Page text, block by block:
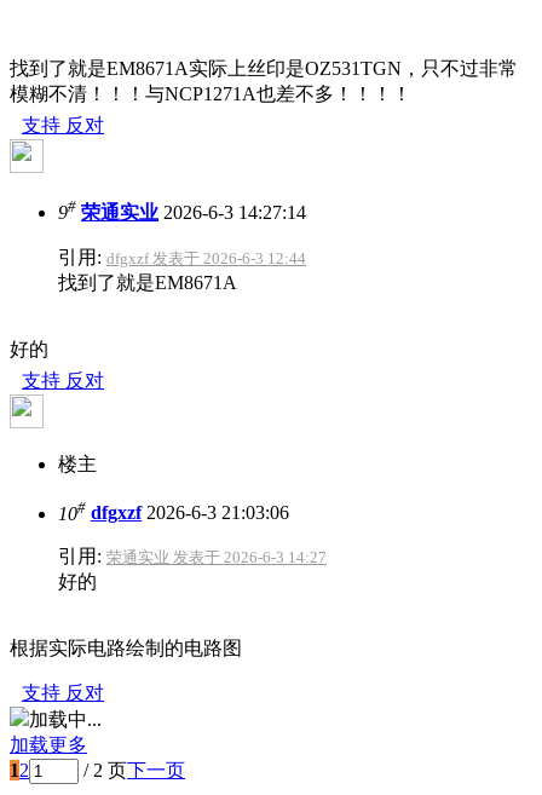
找到了就是EM8671A实际上丝印是OZ531TGN，只不过非常
模糊不清！！！与NCP1271A也差不多！！！！
支持 反对
9# 荣通实业 2026-6-3 14:27:14
引用: dfgxzf 发表于 2026-6-3 12:44
找到了就是EM8671A
好的
支持 反对
楼主
10# dfgxzf2026-6-3 21:03:06
引用: 荣通实业 发表于 2026-6-3 14:27
好的
根据实际电路绘制的电路图
支持 反对
加载中...
加载更多
12 / 2 页下一页